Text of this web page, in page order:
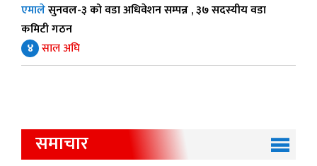
एमालेसुनवल-३ को वडा अधिवेशन सम्पन्न , ३७ सदस्यीय वडा
कमिटी गठन
४ साल अघि
समाचार